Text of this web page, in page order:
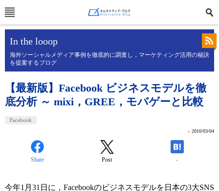
In the looop
海外ソーシャルメディア事例を徹底的に調査し，マーケティング活用の秘訣
を提案するブログ
【最新版】Facebook ビジネスモデルを徹
底分析 ～ mixi，GREE，モバゲーと比較
Facebook
» 2010/03/04
Share Post -
今年1月31日に，Facebookのビジネスモデルを日本の3大SNS